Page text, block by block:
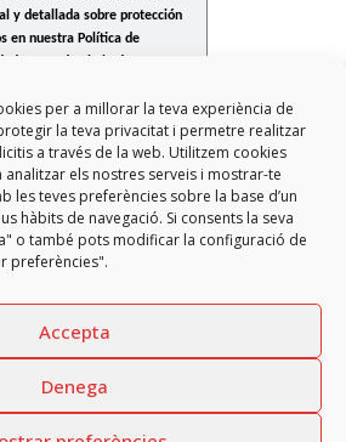
per a millorar la teva experiència de
la teva privacitat i permetre realitzar
a través de la web. Utilitzem cookies
els nostres serveis i mostrar-te
les teves preferències sobre la base d’un
hàbits de navegació. Si consents la seva
o també pots modificar la configuració de
preferències".
Accepta
Denega
y detallada sobre protección
en nuestra Política de
post:
videoclip musical
2026 - All rights reserved